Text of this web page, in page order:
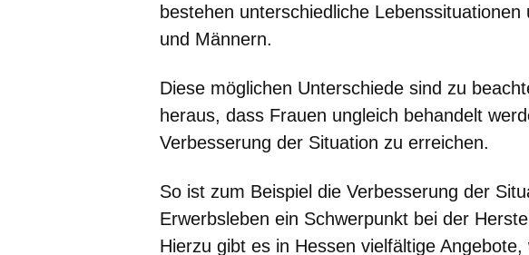
bestehen unterschiedliche
und Männern.
Diese möglichen Unterschiede sind zu
heraus, dass Frauen ungleich behandelt
Verbesserung der Situation zu erreichen.
So ist zum Beispiel die Verbesserung der
Erwerbsleben ein Schwerpunkt bei der
Hierzu gibt es in Hessen vielfältige Angebote,